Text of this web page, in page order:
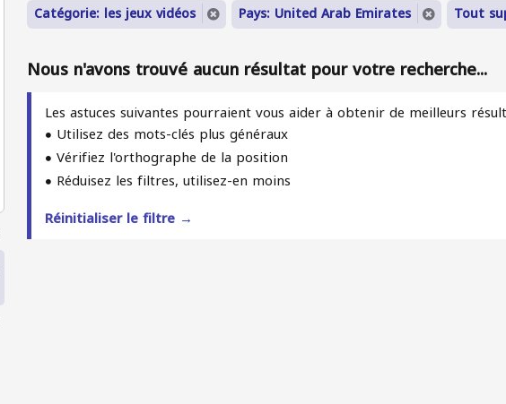
Catégorie: les jeux vidéos Pays: United Arab Emirates Tout
Nous n'avons trouvé aucun résultat pour votre recherche...
Les astuces suivantes pourraient vous aider à obtenir de meilleurs
Utilisez des mots-clés plus généraux
Vérifiez l'orthographe de la position
Réduisez les filtres, utilisez-en moins
Réinitialiser le filtre →